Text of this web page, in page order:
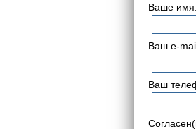
Ваше имя:
Ваш e-
Ваш